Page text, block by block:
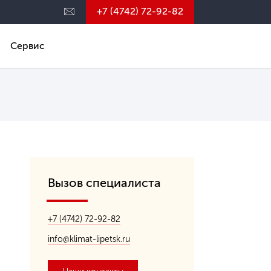
+7 (4742) 72-92-82
Сервис
Вызов специалиста
+7 (4742) 72-92-82
info@klimat-lipetsk.ru